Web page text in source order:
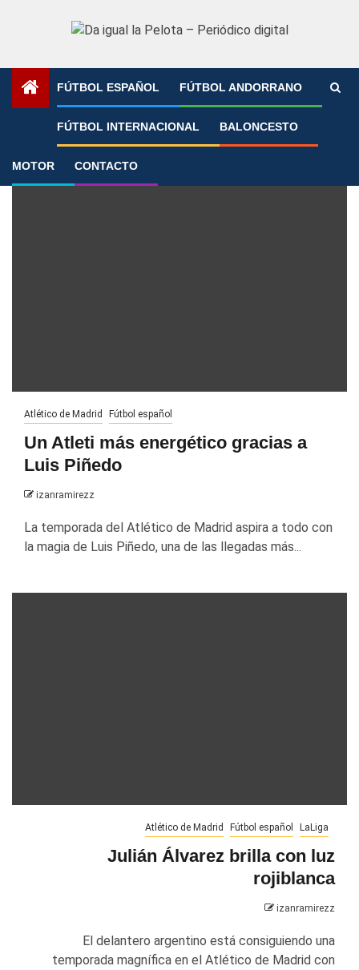
FÚTBOL ESPAÑOL FÚTBOL ANDORRANO
FÚTBOL INTERNACIONAL BALONCESTO
MOTOR CONTACTO
»
izanramirezz
Atlético de Madrid Fútbol español
Un Atleti más energético gracias a
Luis Piñedo
izanramirezz
La temporada del Atlético de Madrid aspira a todo con
la magia de Luis Piñedo, una de las llegadas más...
Atlético de Madrid Fútbol español LaLiga
Julián Álvarez brilla con luz
rojiblanca
izanramirezz
El delantero argentino está consiguiendo una
temporada magnífica en el Atlético de Madrid con